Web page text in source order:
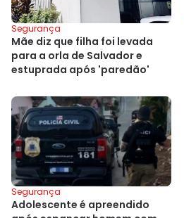
Segurança
Mãe diz que filha foi levada
para a orla de Salvador e
estuprada após 'paredão'
Segurança
Adolescente é apreendido